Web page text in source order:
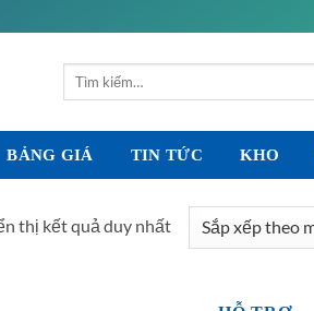
Tìm
BẢNG GIÁ TIN TỨC KHO
thị kết quả duy nhất